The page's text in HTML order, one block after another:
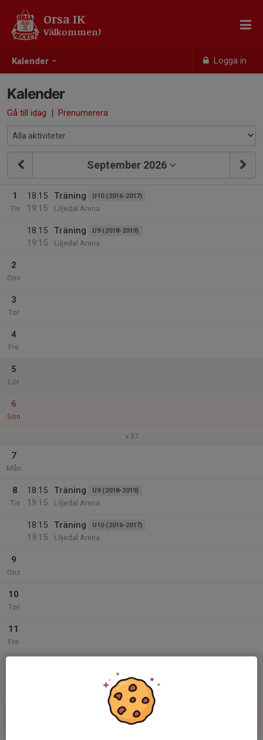
Kalender Logga in
Orsa IK
Välkommen!
Kalender
Gå till idag | Prenumerera
September 2026
1
Tis
18:15
19:15
Träning U10 (2016-2017)
Liljedal Arena
18:15
19:15
Träning U9 (2018-2019)
Liljedal Arena
2
Ons
3
Tor
4
Fre
5
Lör
6
Sön
v.37
7
Mån
8
Tis
18:15
19:15
Träning U9 (2018-2019)
Liljedal Arena
18:15
19:15
Träning U10 (2016-2017)
Liljedal Arena
9
Ons
10
Tor
11
Fre
U20 Regional Herr Väst
Borlänge Ishall